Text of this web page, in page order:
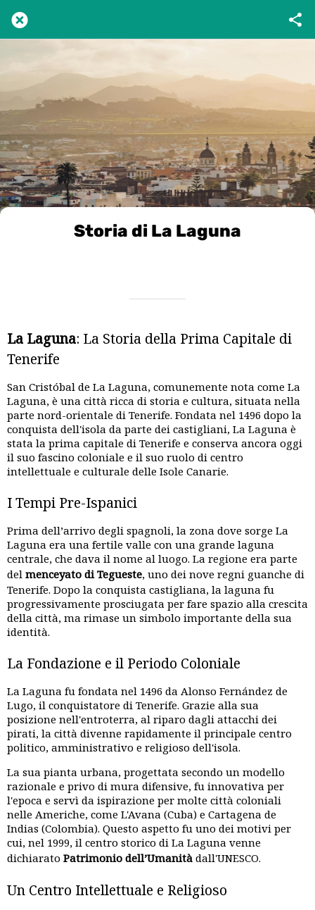
Storia di La Laguna
La Laguna: La Storia della Prima Capitale di
Tenerife
San Cristóbal de La Laguna, comunemente nota come La
Laguna, è una città ricca di storia e cultura, situata nella
parte nord-orientale di Tenerife. Fondata nel 1496 dopo la
conquista dell'isola da parte dei castigliani, La Laguna è
stata la prima capitale di Tenerife e conserva ancora oggi
il suo fascino coloniale e il suo ruolo di centro
intellettuale e culturale delle Isole Canarie.
I Tempi Pre-Ispanici
Prima dell’arrivo degli spagnoli, la zona dove sorge La
Laguna era una fertile valle con una grande laguna
centrale, che dava il nome al luogo. La regione era parte
del menceyato di Tegueste, uno dei nove regni guanche di
Tenerife. Dopo la conquista castigliana, la laguna fu
progressivamente prosciugata per fare spazio alla crescita
della città, ma rimase un simbolo importante della sua
identità.
La Fondazione e il Periodo Coloniale
La Laguna fu fondata nel 1496 da Alonso Fernández de
Lugo, il conquistatore di Tenerife. Grazie alla sua
posizione nell'entroterra, al riparo dagli attacchi dei
pirati, la città divenne rapidamente il principale centro
politico, amministrativo e religioso dell'isola.
La sua pianta urbana, progettata secondo un modello
razionale e privo di mura difensive, fu innovativa per
l'epoca e servì da ispirazione per molte città coloniali
nelle Americhe, come L'Avana (Cuba) e Cartagena de
Indias (Colombia). Questo aspetto fu uno dei motivi per
cui, nel 1999, il centro storico di La Laguna venne
dichiarato Patrimonio dell’Umanità dall'UNESCO.
Un Centro Intellettuale e Religioso